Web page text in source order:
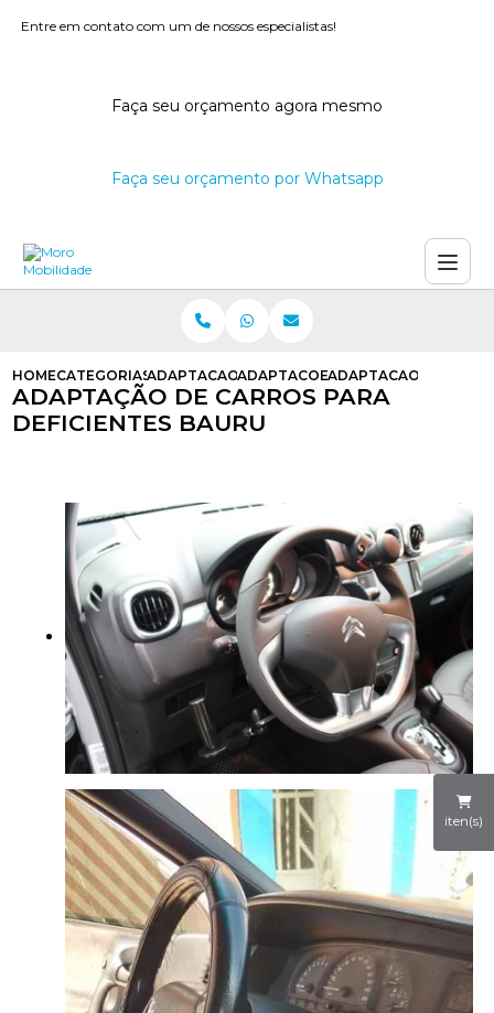
Entre em contato com um de nossos especialistas!
Faça seu orçamento agora mesmo
Faça seu orçamento por Whatsapp
iten(s)
HOMECATEGORIASADAPTACAO DE CARROSADAPTACOES PARA CARROS DE
ADAPTACAO DE
ADAPTAÇÃO DE CARROS PARA
DEFICIENTES BAURU